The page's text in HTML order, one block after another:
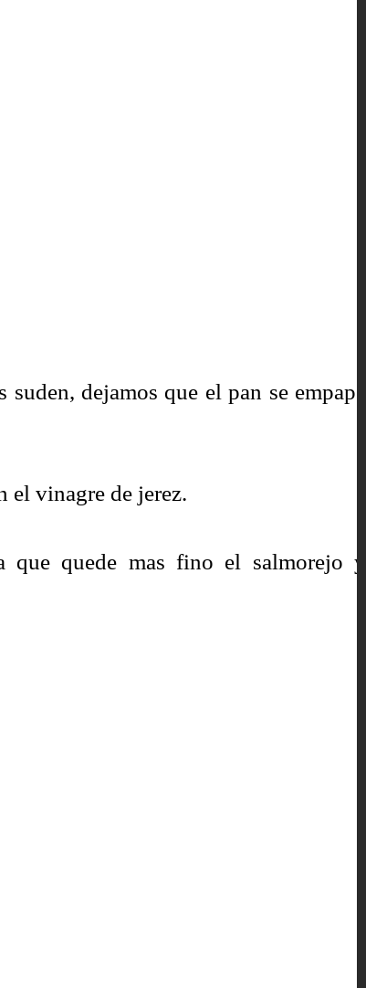
dejamos que el pan se empape
el vinagre de jerez.
que quede mas fino el salmorejo y